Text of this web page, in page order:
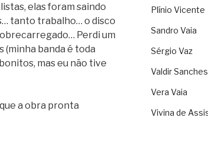
elas foram saindo
tanto trabalho… o disco
Perdi um
(minha banda é toda
mas eu não tive
a obra pronta
Plínio Vicente
Sandro Vaia
Sérgio Vaz
Valdir Sanches
Vera Vaia
Vivina de